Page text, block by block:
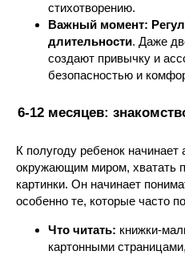
стихотворению.
Важный момент:
длительности. Даже
создают привычку и
безопасностью и
6-12 месяцев:
К полугоду ребенок начинает
окружающим миром, хватать
картинки. Он начинает
особенно те, которые часто
Что читать: книжки-
картонными